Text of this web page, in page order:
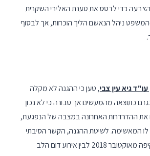
כדי לבסס את טענת האליבי השקרית
ניהל הנאשם הליך הוכחות, אך לבסוף
גיא עין צבי, טען כי ההגנה לא מקלה
כתוצאה מהמעשים אך סבורה כי לא נכון
את ההדרדרות האחרונה במצבה של הנפגעת,
לו המאשימה. לשיטת ההגנה, הקשר הסיבתי
בין אירוע התקיפה מאוקטובר 2018 לבין אירוע דום הלב